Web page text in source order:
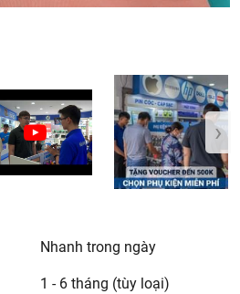
›
Nhanh trong ngày
1 - 6 tháng (tùy loại)